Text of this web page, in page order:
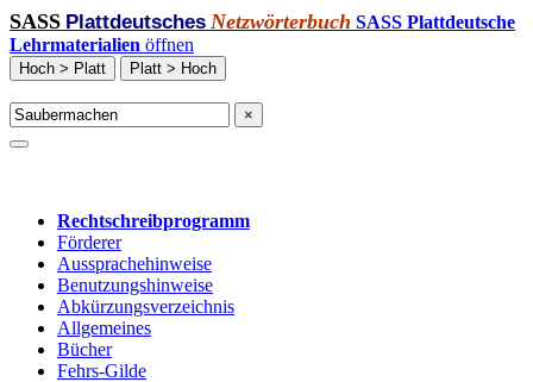
SASS Plattdeutsches Netzwörterbuch SASS Plattdeutsche
Lehrmaterialien öffnen
Hoch > Platt Platt > Hoch
×
Rechtschreibprogramm
Förderer
Aussprachehinweise
Benutzungshinweise
Abkürzungsverzeichnis
Allgemeines
Bücher
Fehrs-Gilde